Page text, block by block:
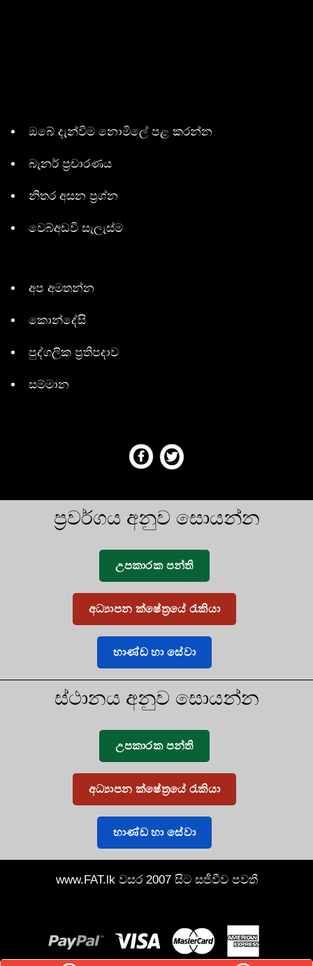
ඔබේ දැන්විම නොමිලේ පළ කරන්න
බැනර් ප්‍රචාරණය
නිතර අසන ප්‍රශ්න
වෙබ්අඩවි සැලැස්ම
අප අමතන්න
කොන්දේසි
පුද්ගලික ප්‍රතිපදාව
සම්මාන
ප්‍රවර්ගය අනුව සොයන්න
උපකාරක පන්ති
අධ්‍යාපන ක්ෂේත්‍රයේ රැකියා
භාණ්ඩ හා සේවා
ස්ථානය අනුව සොයන්න
උපකාරක පන්ති
අධ්‍යාපන ක්ෂේත්‍රයේ රැකියා
භාණ්ඩ හා සේවා
www.FAT.lk වසර 2007 සිට සජීවීව පවතී